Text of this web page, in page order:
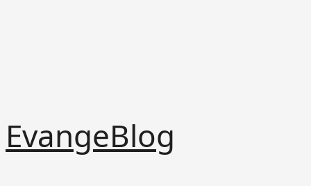
to
content
EvangeBlog